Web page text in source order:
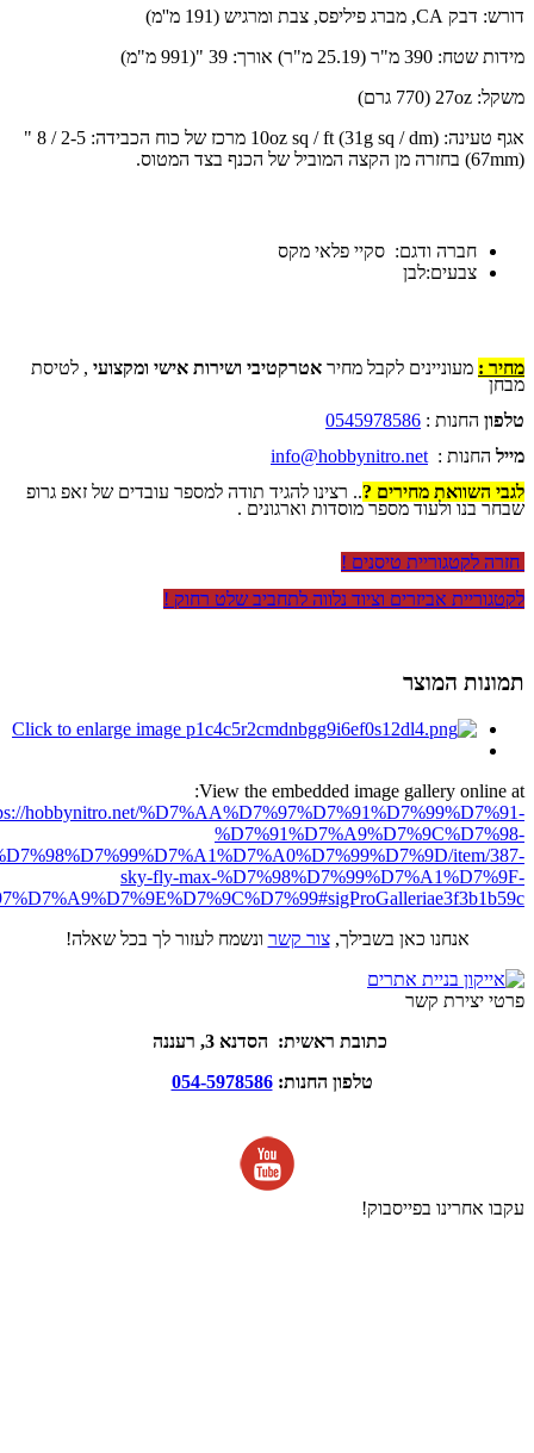
דורש: דבק CA, מברג פיליפס, צבת ומרגיש (191 מ''מ)
מידות שטח: 390 מ"ר (25.19 מ"ר) אורך: 39 "(991 מ"מ)
משקל: 27oz (770 גרם)
אגף טעינה: 10oz sq / ft (31g sq / dm) מרכז של כוח הכבידה: 2-5 / 8 "
(67mm) בחזרה מן הקצה המוביל של הכנף בצד המטוס.
חברה ודגם: סקיי פלאי מקס
צבעים:לבן
מחיר : מעוניינים לקבל מחיר אטרקטיבי ושירות אישי ומקצועי , לטיסת
מבחן
טלפון החנות : 0545978586
מייל החנות : info@hobbynitro.net
לגבי השוואת מחירים ?.. רצינו להגיד תודה למספר עובדים של זאפ גרופ
שבחר בנו ולעוד מספר מוסדות וארגונים .
חזרה לקטגוריית טיסנים !
לקטגוריית אביזרים וציוד נלווה לתחביב שלט רחוק !
תמונות המוצר
View the embedded image gallery online at:
hobbynitro.net/%D7%AA%D7%97%D7%91%D7%99%D7%91-
%D7%91%D7%A9%D7%9C%D7%98-
item/387-
sky-fly-max-%D7%98%D7%99%D7%A1%D7%9F-
אנחנו כאן בשבילך,צור קשר ונשמח לעזור לך בכל שאלה!
פרטי יצירת קשר
כתובת ראשית: הסדנא 3, רעננה
טלפון החנות:054-5978586
עקבו אחרינו בפייסבוק!